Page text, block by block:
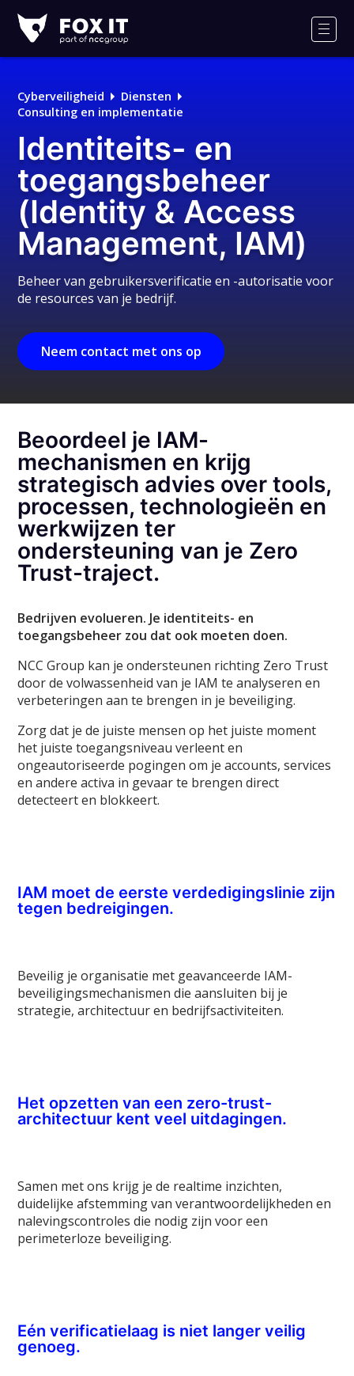
IT
Logo
Cyberveiligheid
Diensten
Consulting en implementatie
Identiteits- en
toegangsbeheer
(Identity & Access
Management, IAM)
Beheer van gebruikersverificatie en -autorisatie voor
de resources van je bedrijf.
Neem contact met ons op
Beoordeel je IAM-
mechanismen en krijg
strategisch advies over tools,
processen, technologieën en
werkwijzen ter
ondersteuning van je Zero
Trust-traject.
Bedrijven evolueren. Je identiteits- en
toegangsbeheer zou dat ook moeten doen.
NCC Group kan je ondersteunen richting Zero Trust
door de volwassenheid van je IAM te analyseren en
verbeteringen aan te brengen in je beveiliging.
Zorg dat je de juiste mensen op het juiste moment
het juiste toegangsniveau verleent en
ongeautoriseerde pogingen om je accounts, services
en andere activa in gevaar te brengen direct
detecteert en blokkeert.
IAM moet de eerste verdedigingslinie zijn
tegen bedreigingen.
Beveilig je organisatie met geavanceerde IAM-
beveiligingsmechanismen die aansluiten bij je
strategie, architectuur en bedrijfsactiviteiten.
Het opzetten van een zero-trust-
architectuur kent veel uitdagingen.
Samen met ons krijg je de realtime inzichten,
duidelijke afstemming van verantwoordelijkheden en
nalevingscontroles die nodig zijn voor een
perimeterloze beveiliging.
Eén verificatielaag is niet langer veilig
genoeg.